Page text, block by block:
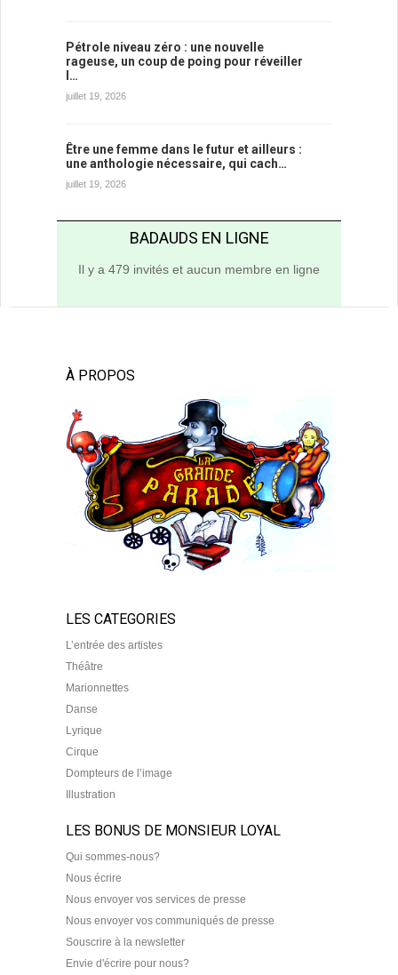
Pétrole niveau zéro : une nouvelle
rageuse, un coup de poing pour réveiller
l…
juillet 19, 2026
Être une femme dans le futur et ailleurs :
une anthologie nécessaire, qui cach…
juillet 19, 2026
BADAUDS EN LIGNE
Il y a 479 invités et aucun membre en ligne
À PROPOS
LES CATEGORIES
L’entrée des artistes
Théâtre
Marionnettes
Danse
Lyrique
Cirque
Dompteurs de l’image
Illustration
LES BONUS DE MONSIEUR LOYAL
Qui sommes-nous?
Nous écrire
Nous envoyer vos services de presse
Nous envoyer vos communiqués de presse
Souscrire à la newsletter
Envie d'écrire pour nous?